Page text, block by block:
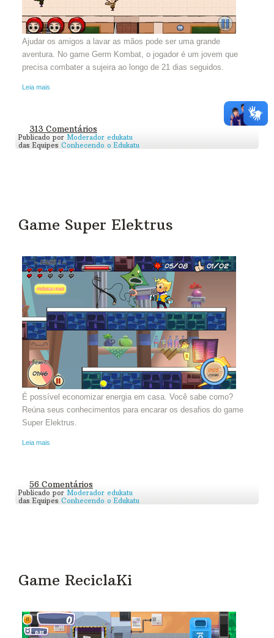
Ajudar os amigos a lavar as mãos pode ser uma grande
aventura. No game Germ Kombat, o jogador é um jovem que
precisa combater a sujeira ao longo de 21 dias seguidos.
Leia mais
313 Comentários
Publicado por Moderador edukatu
das Equipes Conhecendo o Edukatu
Game Super Elektrus
É possível economizar energia em casa. Você sabe como?
Reúna seus conhecimentos para encarar os desafios do game
Super Elektrus.
Leia mais
56 Comentários
Publicado por Moderador edukatu
das Equipes Conhecendo o Edukatu
Game ReciclaKi